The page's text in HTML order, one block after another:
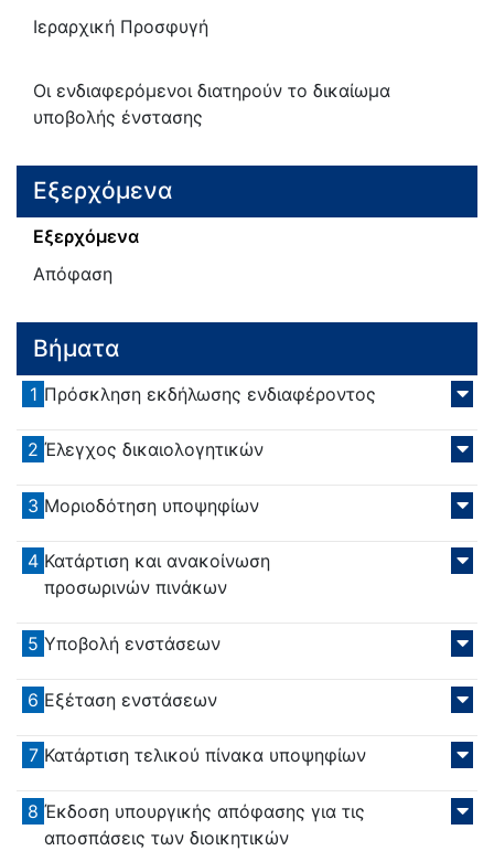
Ιεραρχική Προσφυγή
Oι ενδιαφερόμενοι διατηρούν το δικαίωμα
υποβολής ένστασης
Εξερχόμενα
Εξερχόμενα
Απόφαση
Βήματα
1 Πρόσκληση εκδήλωσης ενδιαφέροντος
2 Έλεγχος δικαιολογητικών
3 Μοριοδότηση υποψηφίων
4 Κατάρτιση και ανακοίνωση
προσωρινών πινάκων
5 Υποβολή ενστάσεων
6 Εξέταση ενστάσεων
7 Κατάρτιση τελικού πίνακα υποψηφίων
8 Έκδοση υπουργικής απόφασης για τις
αποσπάσεις των διοικητικών